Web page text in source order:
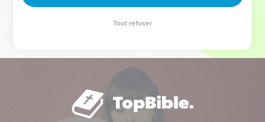
Tout refuser